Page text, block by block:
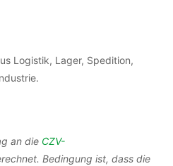
Logistik, Lager, Spedition,
an die CZV-
Bedingung ist, dass die